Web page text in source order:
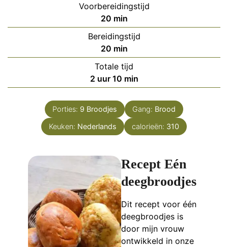
Voorbereidingstijd
20minuten
min
Bereidingstijd
20minuten
min
Totale tijd
2uur
uur 10minuten
min
Porties: 9 Broodjes Gang: Brood
Keuken: Nederlands calorieën: 310
Recept Eén
deegbroodjes
Dit recept voor één
deegbroodjes is
door mijn vrouw
ontwikkeld in onze